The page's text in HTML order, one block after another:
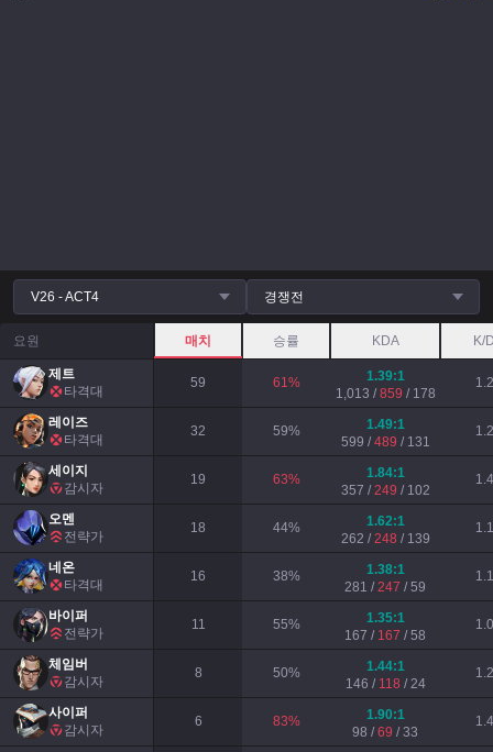
V26 - ACT4 경쟁전
요원 매치 승률 KDA K/
제트
타격대
59 61% 1.39:1
1,013 / 859 / 178
1.2
레이즈
타격대
32 59% 1.49:1
599 / 489 / 131
1.2
세이지
감시자
19 63% 1.84:1
357 / 249 / 102
1.4
오멘
전략가
18 44% 1.62:1
262 / 248 / 139
1.1
네온
타격대
16 38% 1.38:1
281 / 247 / 59
1.1
바이퍼
전략가
11 55% 1.35:1
167 / 167 / 58
1.0
체임버
감시자
8 50% 1.44:1
146 / 118 / 24
1.2
사이퍼
감시자
6 83% 1.90:1
98 / 69 / 33
1.4